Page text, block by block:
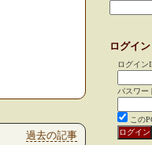
過去の記事
ログイン
ログイン
パスワー
この